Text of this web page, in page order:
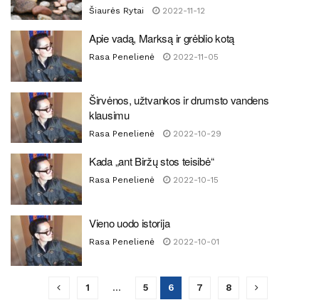
Šiaurės Rytai 2022-11-12
Apie vadą, Marksą ir grėblio kotą
Rasa Penelienė 2022-11-05
Širvėnos, užtvankos ir drumsto vandens
klausimu
Rasa Penelienė 2022-10-29
Kada „ant Biržų stos teisibė“
Rasa Penelienė 2022-10-15
Vieno uodo istorija
Rasa Penelienė 2022-10-01
1 … 5 6 7 8